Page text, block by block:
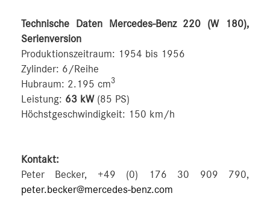
Technische Daten Mercedes-Benz 220 (W 180),
Serienversion
Produktionszeitraum: 1954 bis 1956
Zylinder: 6/Reihe
Hubraum: 2.195 cm3
Leistung: 63 kW(85 PS)
Höchstgeschwindigkeit: 150 km/h
Kontakt:
Peter Becker, +49 (0) 176 30 909 790,
peter.becker@mercedes-benz.com